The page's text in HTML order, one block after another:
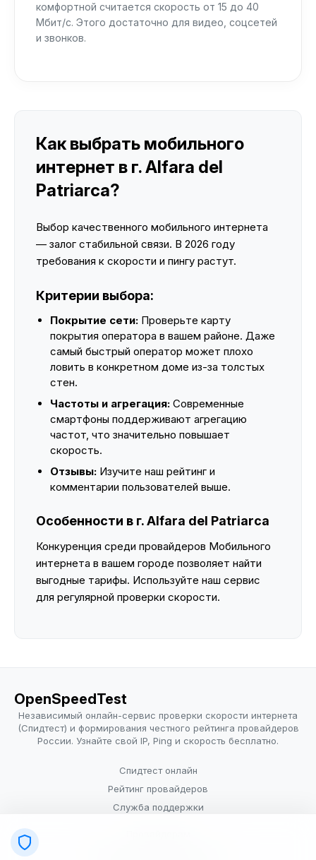
комфортной считается скорость от 15 до 40
Мбит/с. Этого достаточно для видео, соцсетей
и звонков.
Как выбрать мобильного
интернет в г. Alfara del
Patriarca?
Выбор качественного мобильного интернета
— залог стабильной связи. В 2026 году
требования к скорости и пингу растут.
Критерии выбора:
Покрытие сети: Проверьте карту
покрытия оператора в вашем районе. Даже
самый быстрый оператор может плохо
ловить в конкретном доме из-за толстых
стен.
Частоты и агрегация: Современные
смартфоны поддерживают агрегацию
частот, что значительно повышает
скорость.
Отзывы: Изучите наш рейтинг и
комментарии пользователей выше.
Особенности в г. Alfara del Patriarca
Конкуренция среди провайдеров Мобильного
интернета в вашем городе позволяет найти
выгодные тарифы. Используйте наш сервис
для регулярной проверки скорости.
OpenSpeedTest
Независимый онлайн-сервис проверки скорости интернета
(Спидтест) и формирования честного рейтинга провайдеров
России. Узнайте свой IP, Ping и скорость бесплатно.
Спидтест онлайн
Рейтинг провайдеров
Служба поддержки